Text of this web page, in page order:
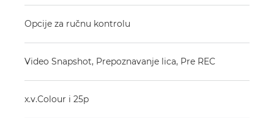
Opcije za ručnu kontrolu
Video Snapshot, Prepoznavanje lica, Pre REC
x.v.Colour i 25p